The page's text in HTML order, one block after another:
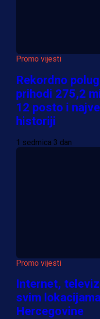
Promo vijesti
Rekordno
prihodi 275,2
12 posto i
historiji
1 sedmica 3 dan
Promo vijesti
Internet,
svim
Hercegovine